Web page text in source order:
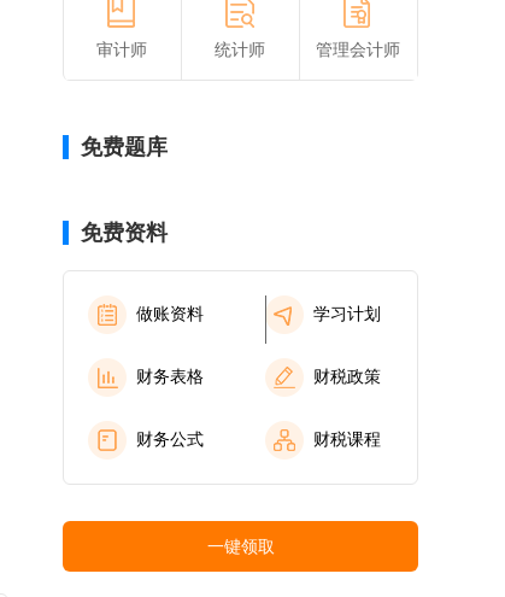
审计师 统计师 管理会计师
免费题库
免费资料
做账资料 学习计划
财务表格 财税政策
财务公式 财税课程
一键领取